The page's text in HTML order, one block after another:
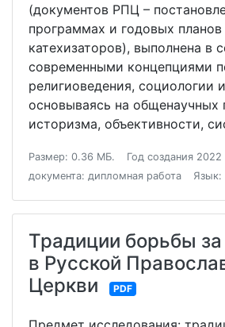
(документов РПЦ –
программах и годовых планов
катехизаторов), выполнена в
современными концепциями
религиоведения, социологии
основываясь на общенаучных
историзма, объективности,
Размер: 0.36 МБ. Год создания 2022
документа: дипломная работа
Язык:
Традиции борьбы за
в Русской
Церкви
PDF